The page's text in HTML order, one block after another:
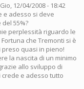
12/04/2008 - 18:42
e adesso si deve
55%?
perplessità riguardo le
che Tremonti si è
quasi in pieno!
la nascita di un minimo
allo sviluppo di
e adesso tutto